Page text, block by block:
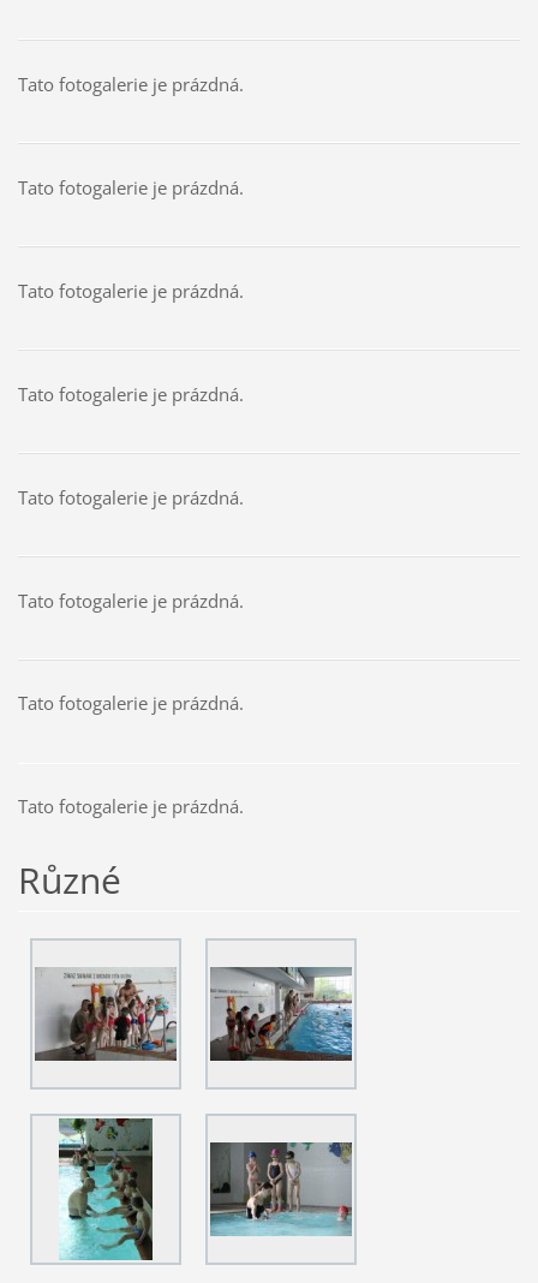
Tato fotogalerie je prázdná.
Tato fotogalerie je prázdná.
Tato fotogalerie je prázdná.
Tato fotogalerie je prázdná.
Tato fotogalerie je prázdná.
Tato fotogalerie je prázdná.
Tato fotogalerie je prázdná.
Tato fotogalerie je prázdná.
Různé